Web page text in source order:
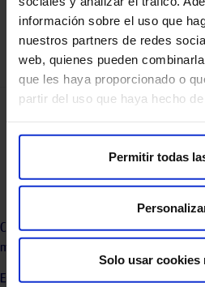
información sobre el uso que
nuestros partners de redes
web, quienes pueden
que les haya proporcionado o
partir del uso que haya hecho
Permitir todas
Solo usar cookies
♦ Mapfre Centros Médicos
♦ Quirónsalud
Comparta sus
ágil y
Compartir sus informes a nivel de
médico.
En el caso de seleccionar un médico